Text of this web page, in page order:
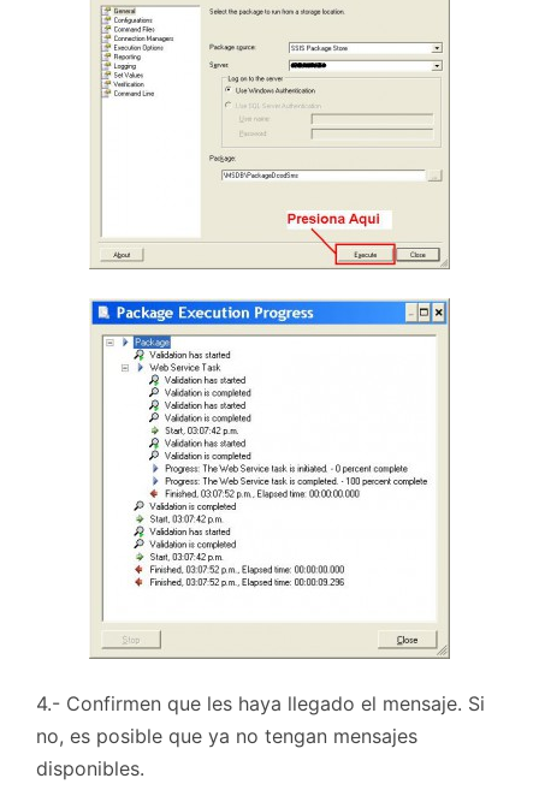
4.- Confirmen que les haya llegado el mensaje. Si
no, es posible que ya no tengan mensajes
disponibles.